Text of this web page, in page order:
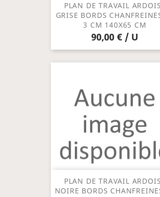
PLAN DE TRAVAIL
GRISE BORDS
3 CM 140X65 CM
90,00 € / U
PLAN DE TRAVAIL
NOIRE BORDS